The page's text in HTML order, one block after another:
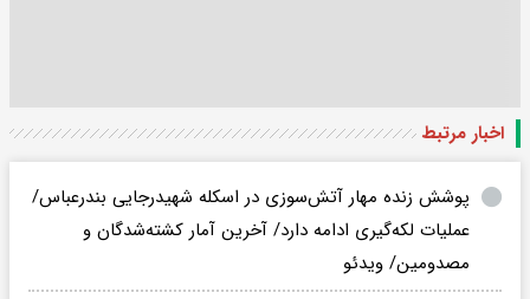
اخبار مرتبط
پوشش زنده مهار آتش‌سوزی در اسکله شهیدرجایی بندرعباس/
عملیات لکه‌گیری ادامه دارد/ آخرین‌ آمار کشته‌شدگان و
مصدومین/ ویدئو